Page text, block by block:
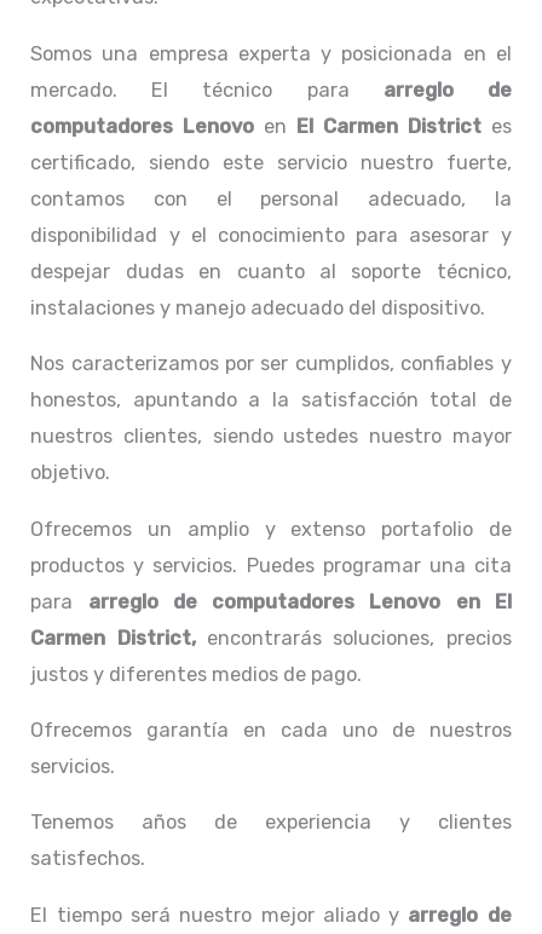
Somos una empresa experta y posicionada en el
mercado. El técnico para arreglo de
computadores Lenovo en El Carmen Districtes
certificado, siendo este servicio nuestro fuerte,
contamos con el personal adecuado, la
disponibilidad y el conocimiento para asesorar y
despejar dudas en cuanto al soporte técnico,
instalaciones y manejo adecuado del dispositivo.
Nos caracterizamos por ser cumplidos, confiables y
honestos, apuntando a la satisfacción total de
nuestros clientes, siendo ustedes nuestro mayor
objetivo.
Ofrecemos un amplio y extenso portafolio de
productos y servicios. Puedes programar una cita
para arreglo de computadores Lenovo en El
Carmen District, encontrarás soluciones, precios
justos y diferentes medios de pago.
Ofrecemos garantía en cada uno de nuestros
servicios.
Tenemos años de experiencia y clientes
satisfechos.
El tiempo será nuestro mejor aliado y arreglo de